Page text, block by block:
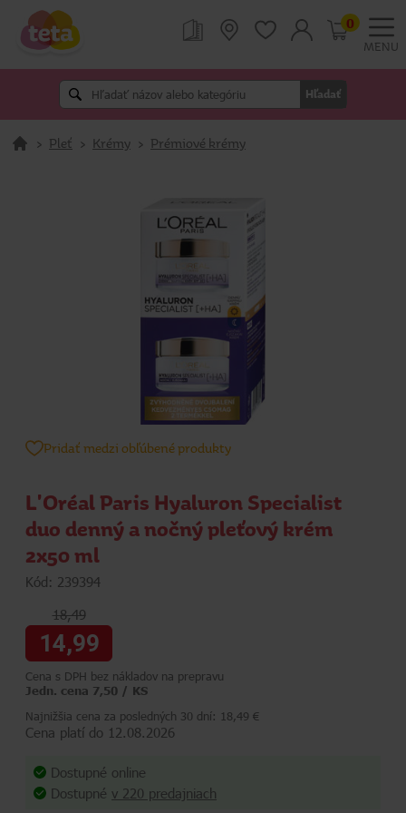
MENU
Hľadať
0
> Pleť > Krémy > Prémiové krémy
Pridať medzi obľúbené produkty
L'Oréal Paris Hyaluron Specialist
duo denný a nočný pleťový krém
2x50 ml
Kód: 239394
18,49
14,99
Cena s DPH bez nákladov na prepravu
Jedn. cena 7,50 / KS
Najnižšia cena za posledných 30 dní: 18,49 €
Cena platí do 12.08.2026
Dostupné online
Dostupné v 220 predajniach